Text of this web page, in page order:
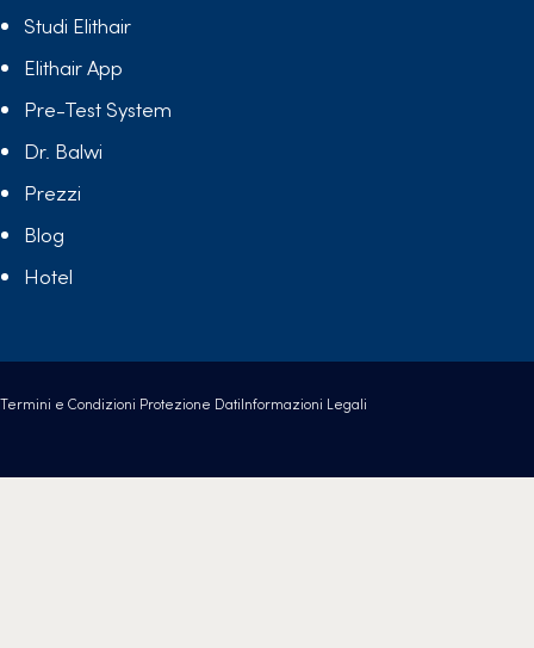
Studi Elithair
Elithair App
Pre-Test System
Dr. Balwi
Prezzi
Blog
Hotel
Termini e Condizioni Protezione DatiInformazioni Legali